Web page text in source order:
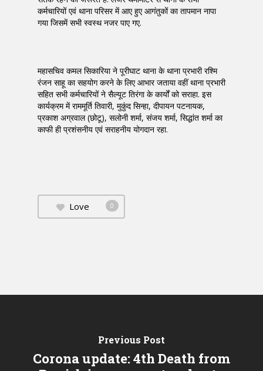
कर्मचारियों एवं थाना परिसर में आए हुए आगंतुकों का तापमान नापा
गया जिसमें सभी स्वस्थ नजर पाए गए.
महासचिव कमल सिकारिया ने पूरीघाट थाना के थाना प्रभारी रश्मि
रंजन साहू का सहयोग करने के लिए आभार जताया वहीं थाना प्रभारी
सहित सभी कर्मचारियों ने सैल्यूट तिरंगा के कार्यों को सराहा. इस
कार्यक्रम में राममूर्ति तिवारी, मुकुंद सिन्हा, दीपायन पटनायक,
प्रकाश अग्रवाल (छोटू), सलोनी शर्मा, संजय शर्मा, सिद्धांत शर्मा का
काफी ही प्रशंसनीय एवं सराहनीय योगदान रहा.
Love 0
Previous Post
Corona update: 4th Death from